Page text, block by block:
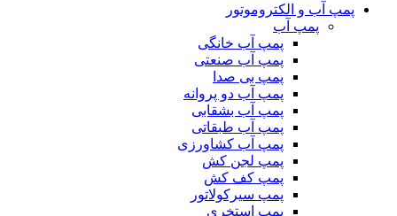
پمپ آب و الکتروموتور
پمپ آب
پمپ آب خانگی
پمپ آب صنعتی
پمپ بی صدا
پمپ آب دو پروانه
پمپ آب بشقابی
پمپ آب طبقاتی
پمپ آب کشاورزی
پمپ لجن کش
پمپ کف کش
پمپ سیرکولاتور
پمپ استخری